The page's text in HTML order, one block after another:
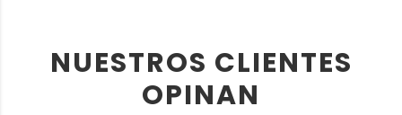
NUESTROS CLIENTES
OPINAN